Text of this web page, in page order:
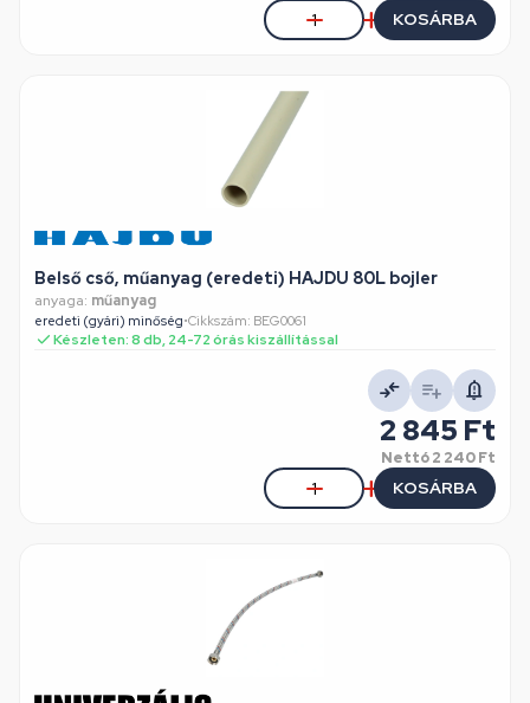
KOSÁRBA
Belső cső, műanyag (eredeti) HAJDU 80L bojler
anyaga: műanyag
eredeti (gyári) minőség•Cikkszám: BEG0061
Készleten: 8 db, 24-72 órás kiszállítással
2 845 Ft
Nettó2 240 Ft
KOSÁRBA